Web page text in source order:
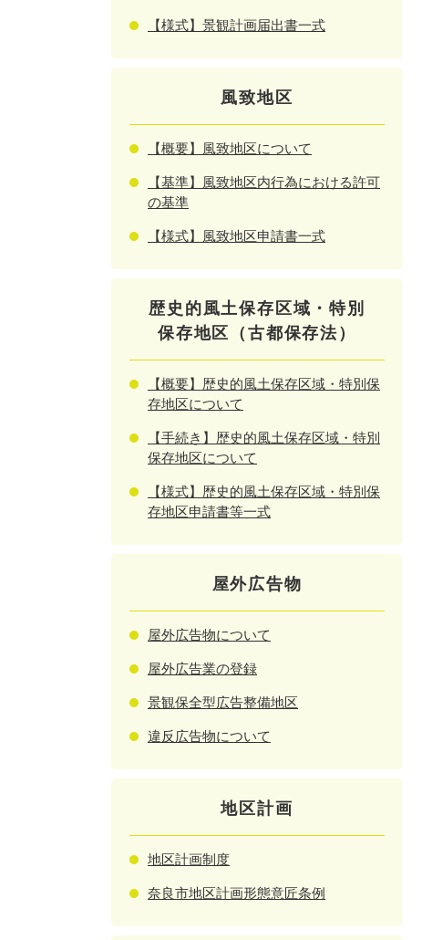
【様式】景観計画届出書一式
風致地区
【概要】風致地区について
【基準】風致地区内行為における許可
の基準
【様式】風致地区申請書一式
歴史的風土保存区域・特別
保存地区（古都保存法）
【概要】歴史的風土保存区域・特別保
存地区について
【手続き】歴史的風土保存区域・特別
保存地区について
【様式】歴史的風土保存区域・特別保
存地区申請書等一式
屋外広告物
屋外広告物について
屋外広告業の登録
景観保全型広告整備地区
違反広告物について
地区計画
地区計画制度
奈良市地区計画形態意匠条例